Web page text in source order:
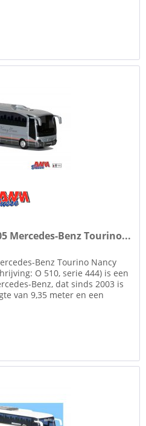
Mercedes-Benz Tourino...
Benz Tourino Nancy
O 510, serie 444) is een
Benz, dat sinds 2003 is
van 9,35 meter en een